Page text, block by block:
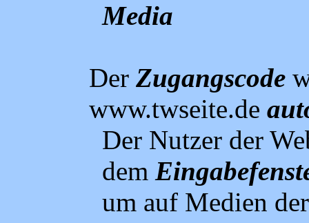
Media
Der Zugangscode
www.twseite.de
Der Nutzer der
dem
um auf Medien